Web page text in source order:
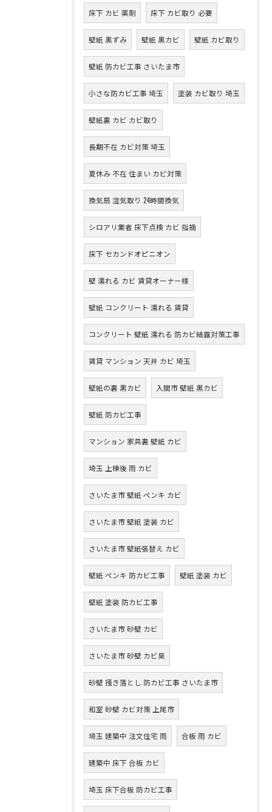
床下 カビ 薬剤 床下 カビ取り 必要
壁紙 黒ずみ 壁紙 黒カビ 壁紙 カビ取り
壁紙 防カビ工事 さいたま市
小さな防カビ工事 埼玉 塗装 カビ取り 埼玉
壁紙裏 カビ カビ取り
長期不在 カビ対策 埼玉
夏休み 不在 住まい カビ対策
換気扇 湿気取り 24時間換気
シロアリ業者 床下点検 カビ 指摘
床下 セカンドオピニオン
壁 濡れる カビ 賃貸オーナー様
壁紙 コンクリート 濡れる 賃貸
コンクリート 壁紙 濡れる 防カビ結露対策工事
賃貸 マンション 天井 カビ 埼玉
壁紙の裏 黒カビ 入間市 壁紙 黒カビ
壁紙 防カビ工事
マンション 家具裏 壁紙 カビ
埼玉 上棟後 雨 カビ
さいたま市 壁紙 ペンキ カビ
さいたま市 壁紙 塗装 カビ
さいたま市 壁紙張替え カビ
壁紙 ペンキ 防カビ工事 壁紙 塗装 カビ
壁紙 塗装 防カビ工事
さいたま市 砂壁 カビ
さいたま市 砂壁 カビ臭
砂壁 掻き落とし 防カビ工事 さいたま市
和室 砂壁 カビ対策 上尾市
埼玉 建築中 注文住宅 雨 合板 雨 カビ
建築中 床下 合板 カビ
埼玉 床下合板 防カビ工事